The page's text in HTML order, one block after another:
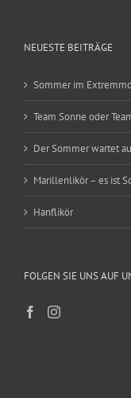
NEUESTE BEITRÄGE
Sommer im
Team Sonne oder
Der Sommer wartet
Marillenlikör – es ist
Hanflikör
FOLGEN SIE UNS AUF